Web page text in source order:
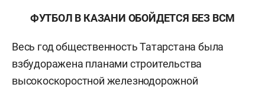
ФУТБОЛ В КАЗАНИ ОБОЙДЕТСЯ БЕЗ ВСМ
Весь год общественность Татарстана была
взбудоражена планами строительства
высокоскоростной железнодорожной